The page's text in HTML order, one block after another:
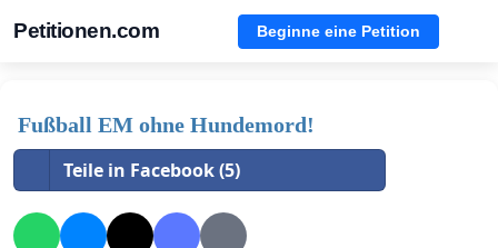
Petitionen.com Beginne eine Petition
Fußball EM ohne Hundemord!
Teile in Facebook (5)